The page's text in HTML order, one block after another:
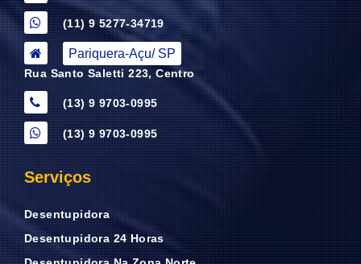
(11) 9 5277-34719
Pariquera-Açu/ SP
Rua Santo Saletti 223, Centro
(13) 9 9703-0995
(13) 9 9703-0995
Serviços
Desentupidora
Desentupidora 24 Horas